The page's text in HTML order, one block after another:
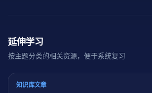
延伸学习
按主题分类的相关资源，便于系统复习
知识库文章